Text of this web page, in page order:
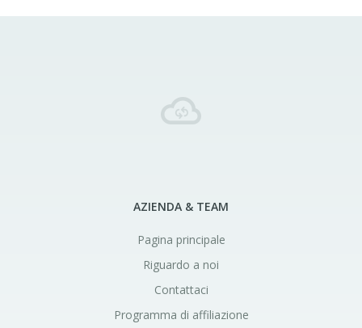
AZIENDA & TEAM
Pagina principale
Riguardo a noi
Contattaci
Programma di affiliazione